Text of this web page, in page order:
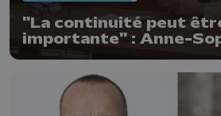
"La continuité peut
importante" : Anne-